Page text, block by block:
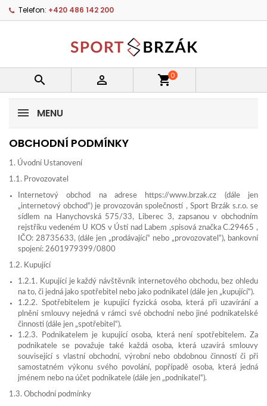
Telefon: +420 486 142 200
  shopping_cart0
MENU
OBCHODNÍ PODMÍNKY
1. Úvodní Ustanovení
1.1. Provozovatel
Internetový obchod na adrese https://www.brzak.cz (dále jen
„internetový obchod“) je provozován společností , Sport Brzák s.r.o. se
sídlem na Hanychovská 575/33, Liberec 3, zapsanou v obchodním
rejstříku vedeném U KOS v Ústí nad Labem ,spisová značka C.29465 ,
IČO: 28735633, (dále jen „prodávající“ nebo „provozovatel“), bankovní
spojení: 2601979399/0800
1.2. Kupující
1.2.1. Kupující je každý návštěvník internetového obchodu, bez ohledu
na to, či jedná jako spotřebitel nebo jako podnikatel (dále jen „kupující“).
1.2.2. Spotřebitelem je kupující fyzická osoba, která při uzavírání a
plnění smlouvy nejedná v rámci své obchodní nebo jiné podnikatelské
činnosti (dále jen „spotřebitel“).
1.2.3. Podnikatelem je kupující osoba, která není spotřebitelem. Za
podnikatele se považuje také každá osoba, která uzavírá smlouvy
související s vlastní obchodní, výrobní nebo obdobnou činností či při
samostatném výkonu svého povolání, popřípadě osoba, která jedná
jménem nebo na účet podnikatele (dále jen „podnikatel“).
1.3. Obchodní podmínky